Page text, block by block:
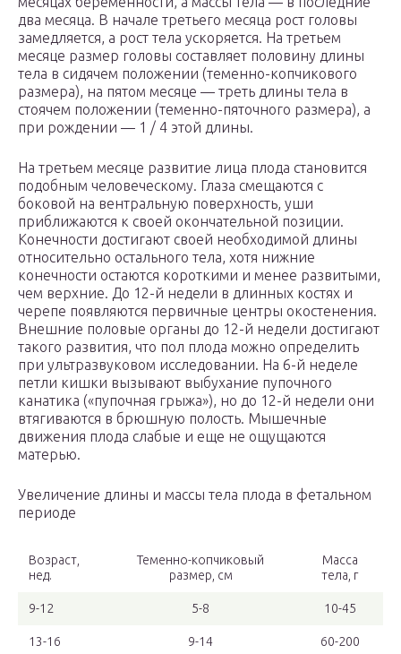
два месяца. В начале третьего месяца рост головы
замедляется, а рост тела ускоряется. На третьем
месяце размер головы составляет половину длины
тела в сидячем положении (теменно-копчикового
размера), на пятом месяце — треть длины тела в
стоячем положении (теменно-пяточного размера), а
при рождении — 1 / 4 этой длины.
На третьем месяце развитие лица плода становится
подобным человеческому. Глаза смещаются с
боковой на вентральную поверхность, уши
приближаются к своей окончательной позиции.
Конечности достигают своей необходимой длины
относительно остального тела, хотя нижние
конечности остаются короткими и менее развитыми,
чем верхние. До 12-й недели в длинных костях и
черепе появляются первичные центры окостенения.
Внешние половые органы до 12-й недели достигают
такого развития, что пол плода можно определить
при ультразвуковом исследовании. На 6-й неделе
петли кишки вызывают выбухание пупочного
канатика («пупочная грыжа»), но до 12-й недели они
втягиваются в брюшную полость. Мышечные
движения плода слабые и еще не ощущаются
матерью.
Увеличение длины и массы тела плода в фетальном
периоде
Возраст,
нед.
Теменно-копчиковый
размер, см
Масса
тела, г
9-12 5-8 10-45
13-16 9-14 60-200